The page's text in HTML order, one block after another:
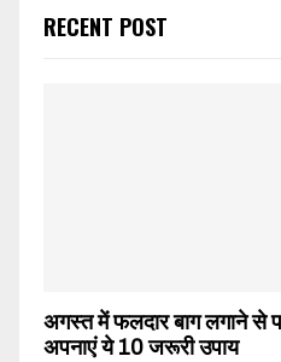
RECENT POST
अगस्त में फलदार बाग लगाने से
अपनाएं ये 10 जरूरी उपाय